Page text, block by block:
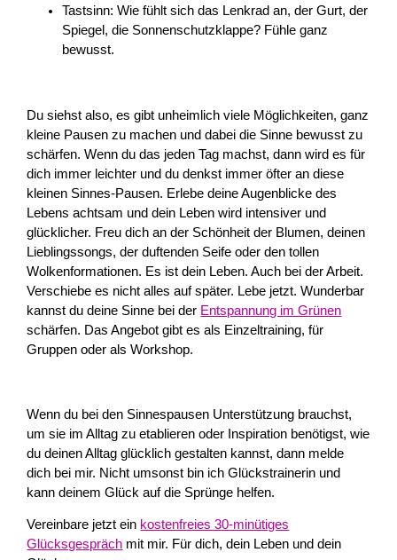
Tastsinn: Wie fühlt sich das Lenkrad an, der Gurt, der
Spiegel, die Sonnenschutzklappe? Fühle ganz
bewusst.
Du siehst also, es gibt unheimlich viele Möglichkeiten, ganz
kleine Pausen zu machen und dabei die Sinne bewusst zu
schärfen. Wenn du das jeden Tag machst, dann wird es für
dich immer leichter und du denkst immer öfter an diese
kleinen Sinnes-Pausen. Erlebe deine Augenblicke des
Lebens achtsam und dein Leben wird intensiver und
glücklicher. Freu dich an der Schönheit der Blumen, deinen
Lieblingssongs, der duftenden Seife oder den tollen
Wolkenformationen. Es ist dein Leben. Auch bei der Arbeit.
Verschiebe es nicht alles auf später. Lebe jetzt. Wunderbar
kannst du deine Sinne bei der Entspannung im Grünen
schärfen. Das Angebot gibt es als Einzeltraining, für
Gruppen oder als Workshop.
Wenn du bei den Sinnespausen Unterstützung brauchst,
um sie im Alltag zu etablieren oder Inspiration benötigst, wie
du deinen Alltag glücklich gestalten kannst, dann melde
dich bei mir. Nicht umsonst bin ich Glückstrainerin und
kann deinem Glück auf die Sprünge helfen.
Vereinbare jetzt ein kostenfreies 30-minütiges
Glücksgespräch mit mir. Für dich, dein Leben und dein